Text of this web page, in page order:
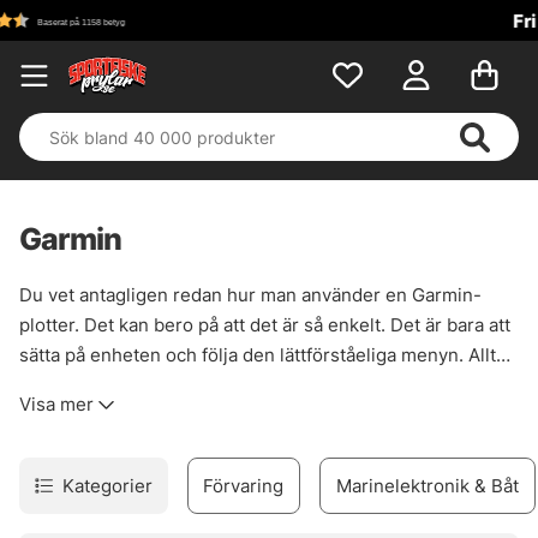
Garmin
Du vet antagligen redan hur man använder en Garmin-
plotter. Det kan bero på att det är så enkelt. Det är bara att
sätta på enheten och följa den lättförståeliga menyn. Allt
planera din rutt och bestämma kursen. De flesta Garmin-
ekolodsfunktioner. De innehåller avancerat HD-ID™-
ekolod, CHIRP-ekolod och Garmin ClearVü™ och SideVü™,
Visa mer
Kategorier Förvaring Marinelektronik & Båt